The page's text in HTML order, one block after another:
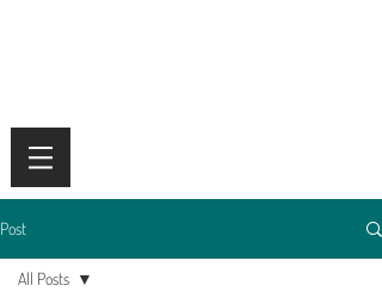
Post
All Posts